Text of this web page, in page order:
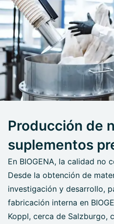
Producción de
suplementos
En BIOGENA, la calidad no
Desde la obtención de
investigación y desarrollo,
fabricación interna en
Koppl, cerca de Salzburgo,